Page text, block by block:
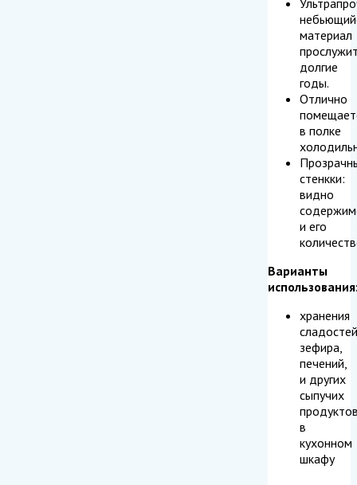
материал
долгие
годы.
Отлично
в полке
стенкки:
видно
и его
Варианты
хранения
зефира,
печений,
и других
сыпучих
в
кухонном
шкафу